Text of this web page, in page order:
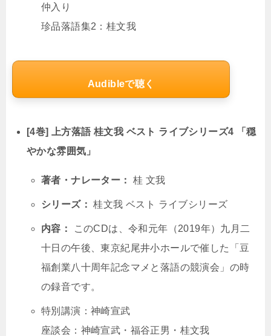
仲入り
珍品落語集2：桂文我
Audibleで聴く
[4巻] 上方落語 桂文我 ベスト ライブシリーズ4 「穏
やかな雰囲気」
著者・ナレーター： 桂 文我
シリーズ： 桂文我 ベスト ライブシリーズ
内容：
このCDは、令和元年（2019年）九月二
十日の午後、東京紀尾井小ホールで催した「豆
福創業八十周年記念マメと落語の競演会」の時
の録音です。
特別講演：神崎宣武
座談会：神崎宣武・福谷正男・桂文我